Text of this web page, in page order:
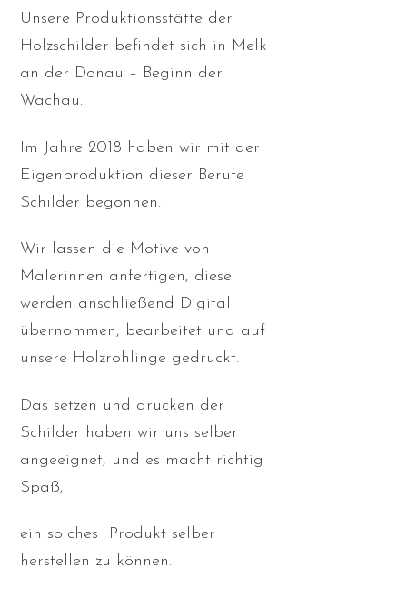
Unsere Produktionsstätte der
Holzschilder befindet sich in Melk
an der Donau – Beginn der
Wachau.
Im Jahre 2018 haben wir mit der
Eigenproduktion dieser Berufe
Schilder begonnen.
Wir lassen die Motive von
Malerinnen anfertigen, diese
werden anschließend Digital
übernommen, bearbeitet und auf
unsere Holzrohlinge gedruckt.
Das setzen und drucken der
Schilder haben wir uns selber
angeeignet, und es macht richtig
Spaß,
ein solches Produkt selber
herstellen zu können.